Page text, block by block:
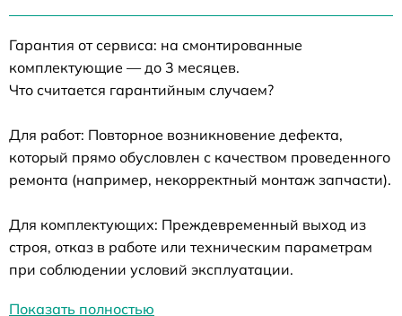
Гарантия от сервиса: на смонтированные
комплектующие — до 3 месяцев.
Что считается гарантийным случаем?
Для работ: Повторное возникновение дефекта,
который прямо обусловлен с качеством проведенного
ремонта (например, некорректный монтаж запчасти).
Для комплектующих: Преждевременный выход из
строя, отказ в работе или техническим параметрам
при соблюдении условий эксплуатации.
Показать полностью